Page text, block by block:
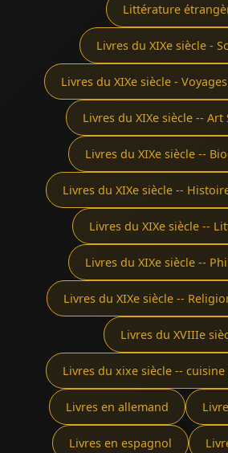
Littérature
Livres du XIXe siècle -
Livres du XIXe siècle -
Livres du XIXe siècle -- Art
Livres du XIXe siècle --
Livres du XIXe siècle --
Livres du XIXe siècle --
Livres du XIXe siècle --
Livres du XIXe siècle --
Livres du XVIIIe
Livres du xixe siècle --
Livres en allemand
Livres en espagnol